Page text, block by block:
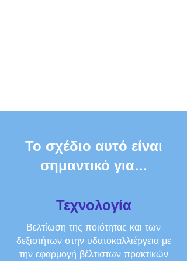
Το σχέδιο αυτό είναι
σημαντικό για...
Τεχνολογία
Βελτίωση της ποιότητας και των
δεξιοτήτων στην υδατοκαλλιέργεια με
την εφαρμογή βέλτιστων πρακτικών